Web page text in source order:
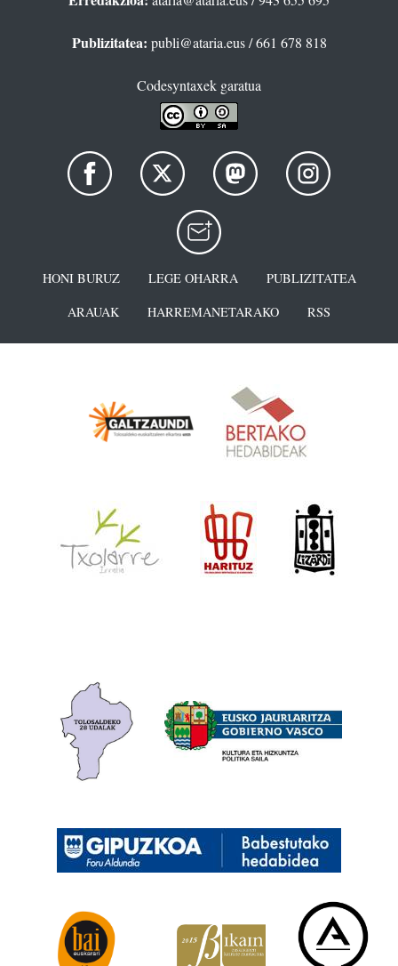
Publizitatea: publi@ataria.eus/ 661 678 818
Codesyntaxek garatua
HONI BURUZ LEGE OHARRA
PUBLIZITATEA
ARAUAK
HARREMANETARAKO RSS